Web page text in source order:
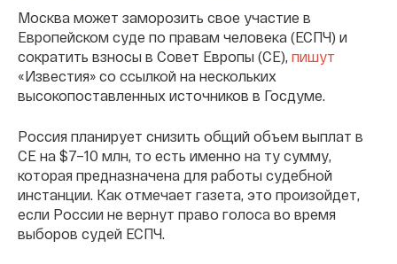
Москва может заморозить свое участие в
Европейском суде по правам человека (ЕСПЧ) и
сократить взносы в Совет Европы (СЕ), пишут
«Известия» со ссылкой на нескольких
высокопоставленных источников в Госдуме.
Россия планирует снизить общий объем выплат в
СЕ на $7–10 млн, то есть именно на ту сумму,
которая предназначена для работы судебной
инстанции. Как отмечает газета, это произойдет,
если России не вернут право голоса во время
выборов судей ЕСПЧ.